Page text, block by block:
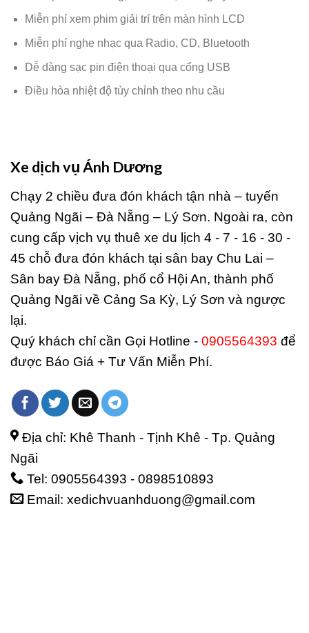
Miễn phí xem phim giải trí trên màn hình LCD
Miễn phí nghe nhạc qua Radio, CD, Bluetooth
Dễ dàng sạc pin điện thoại qua cổng USB
Điều hòa nhiệt độ tùy chỉnh theo nhu cầu
Xe dịch vụ Ánh Dương
Chạy 2 chiều đưa đón khách tận nhà – tuyến
Quảng Ngãi – Đà Nẵng – Lý Sơn. Ngoài ra, còn
cung cấp vịch vụ thuê xe du lịch 4 - 7 - 16 - 30 -
45 chỗ đưa đón khách tại sân bay Chu Lai –
Sân bay Đà Nẵng, phố cổ Hội An, thành phố
Quảng Ngãi về Cảng Sa Kỳ, Lý Sơn và ngược
lại.
Quý khách chỉ cần Gọi Hotline - 0905564393 để
được Báo Giá + Tư Vấn Miễn Phí.
Địa chỉ: Khê Thanh - Tịnh Khê - Tp. Quảng
Ngãi
Tel: 0905564393 - 0898510893
Email: xedichvuanhduong@gmail.com